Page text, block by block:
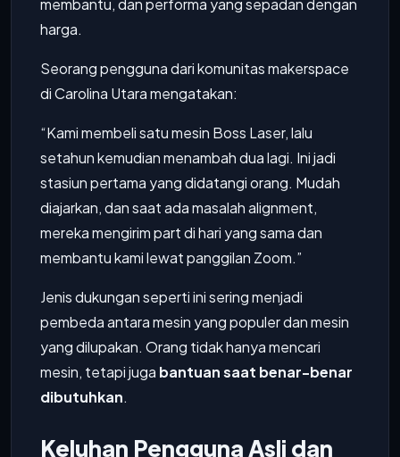
membantu, dan performa yang sepadan dengan
harga.
Seorang pengguna dari komunitas makerspace
di Carolina Utara mengatakan:
“Kami membeli satu mesin Boss Laser, lalu
setahun kemudian menambah dua lagi. Ini jadi
stasiun pertama yang didatangi orang. Mudah
diajarkan, dan saat ada masalah alignment,
mereka mengirim part di hari yang sama dan
membantu kami lewat panggilan Zoom.”
Jenis dukungan seperti ini sering menjadi
pembeda antara mesin yang populer dan mesin
yang dilupakan. Orang tidak hanya mencari
mesin, tetapi juga bantuan saat benar-benar
dibutuhkan.
Keluhan Pengguna Asli dan